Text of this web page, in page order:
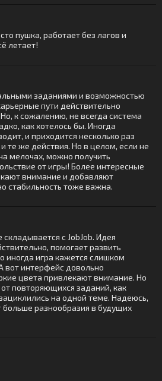
пушка, работает без лагов и
летает!
заданиями и возможностью
пути действительно
к сожалению, не всегда система
как хотелось бы. Иногда
и приходится несколько раз
те же действия. Но в целом, если не
мелочах, можно получить
от игры! Более интересные
внимание и добавляют
стабильность тоже важна.
складывается с JobJob. Идея
помогает развить
иногда игра кажется слишком
вот интерфейс довольно
цвета привлекают внимание. Но
повторяющихся заданий, как
на одной теме. Надеюсь,
больше разнообразия в будущих